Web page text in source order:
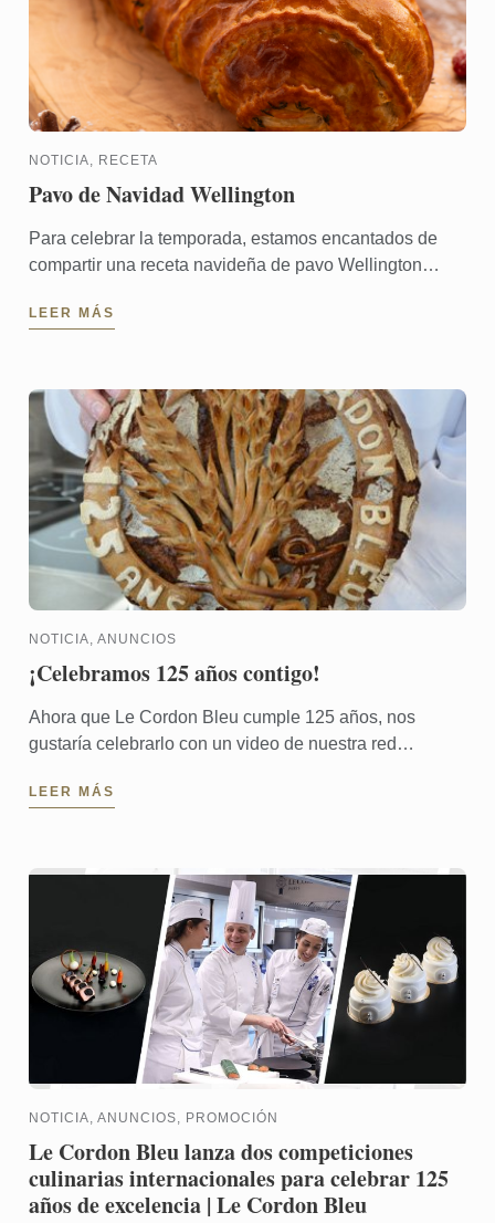
NOTICIA, RECETA
Pavo de Navidad Wellington
Para celebrar la temporada, estamos encantados de
compartir una receta navideña de pavo Wellington
...
LEER MÁS
NOTICIA, ANUNCIOS
¡Celebramos 125 años contigo!
Ahora que Le Cordon Bleu cumple 125 años, nos
gustaría celebrarlo con un video de nuestra red
profesionales, ...
LEER MÁS
NOTICIA, ANUNCIOS, PROMOCIÓN
Le Cordon Bleu lanza dos competiciones
culinarias internacionales para celebrar 125
años de excelencia | Le Cordon Bleu